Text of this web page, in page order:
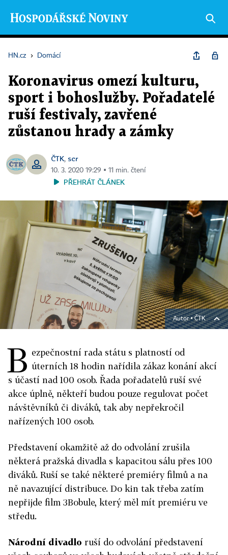
HN.cz › Domácí
Koronavirus omezí kulturu,
sport i bohoslužby. Pořadatelé
ruší festivaly, zavřené
zůstanou hrady a zámky
ČTK, scr
10. 3. 2020 19:29 ▪ 11 min. čtení
PŘEHRÁT ČLÁNEK
Autor ▪ČTK
B ezpečnostní rada státu s platností od
úterních 18 hodin nařídila zákaz konání akcí
s účastí nad 100 osob. Řada pořadatelů ruší své
akce úplně, někteří budou pouze regulovat počet
návštěvníků či diváků, tak aby nepřekročil
nařízených 100 osob.
Představení okamžitě až do odvolání zrušila
některá pražská divadla s kapacitou sálu přes 100
diváků. Ruší se také některé premiéry filmů a na
ně navazující distribuce. Do kin tak třeba zatím
nepřijde film 3Bobule, který měl mít premiéru ve
středu.
Národní divadlo ruší do odvolání představení